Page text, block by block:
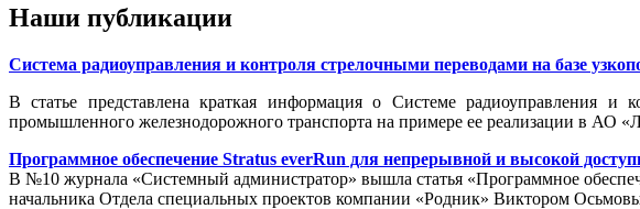
Наши публикации
Система радиоуправления и контроля стрелочными переводами на базе
В статье представлена краткая информация о Системе радиоуправления
промышленного железнодорожного транспорта на примере ее реализации в АО
Программное обеспечение Stratus everRun для непрерывной и высокой
В №10 журнала «Системный администратор» вышла статья «Программное
начальника Отдела специальных проектов компании «Родник» Виктором